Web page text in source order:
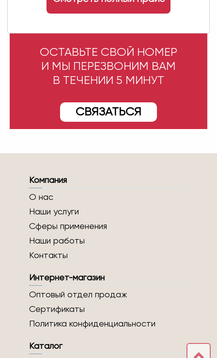
ОСТАВЬТЕ СВОЙ НОМЕР
И МЫ ПЕРЕЗВОНИМ ВАМ
В ТЕЧЕНИИ 5 МИНУТ
СВЯЗАТЬСЯ
Компания
О нас
Наши услуги
Сферы применения
Наши работы
Контакты
Интернет-магазин
Оптовый отдел продаж
Сертификаты
Политика конфиденциальности
Каталог